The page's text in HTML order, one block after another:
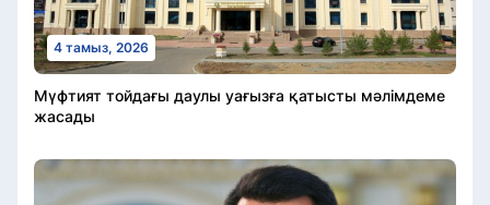
4 тамыз, 2026
Мүфтият тойдағы даулы уағызға қатысты мәлімдеме
жасады